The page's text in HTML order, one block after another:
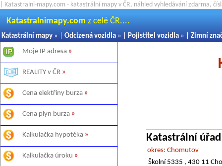
| Katastralni-mapy.com - katastrální mapy v ČR, náhled vyhledávání zdarma,
Katastralnimapy.com z celé ČR....
Katastrální mapy » | Odcizená vozidla » | Pojistitel vozidla » | Zimní
Moje IP adresa »
REALITY v ČR »
Cena elektřiny burza »
Cena plyn burza »
Kalkulačka hypotéka »
Kalkulačka úroku »
Katastrální
okres: Chomutov
Školní 5335 , 430 11